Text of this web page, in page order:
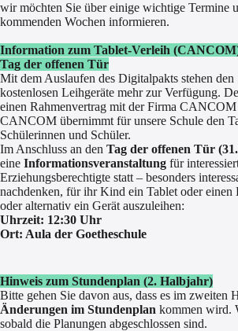
wir möchten Sie über einige wichtige Termine
kommenden Wochen informieren.
Information zum Tablet-Verleih
Tag der offenen Tür
Mit dem Auslaufen des Digitalpakts stehen
kostenlosen Leihgeräte mehr zur Verfügung.
einen Rahmenvertrag mit der Firma CANCOM
CANCOM übernimmt für unsere Schule den
Schülerinnen und Schüler.
Im Anschluss an den Tag der offenen Tür
eine Informationsveranstaltung für
Erziehungsberechtigte statt – besonders
nachdenken, für ihr Kind ein Tablet oder einen
oder alternativ ein Gerät auszuleihen:
Uhrzeit: 12:30 Uhr
Ort: Aula der Goetheschule
Hinweis zum Stundenplan (2. Halbjahr)
Bitte gehen Sie davon aus, dass es im zweiten
Änderungen im Stundenplan kommen wird.
sobald die Planungen abgeschlossen sind.